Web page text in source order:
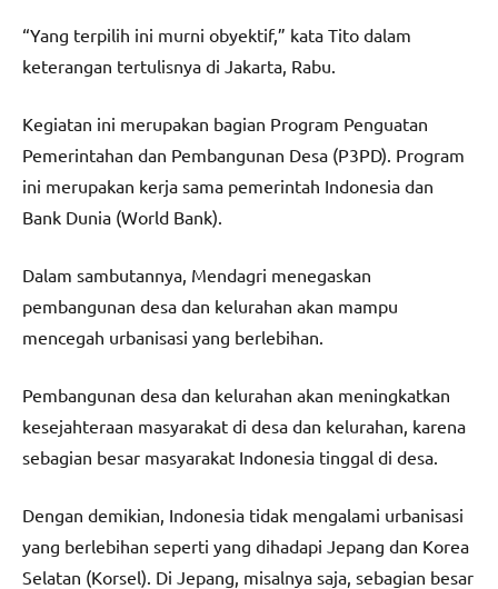
“Yang terpilih ini murni obyektif,” kata Tito dalam
keterangan tertulisnya di Jakarta, Rabu.
Kegiatan ini merupakan bagian Program Penguatan
Pemerintahan dan Pembangunan Desa (P3PD). Program
ini merupakan kerja sama pemerintah Indonesia dan
Bank Dunia (World Bank).
Dalam sambutannya, Mendagri menegaskan
pembangunan desa dan kelurahan akan mampu
mencegah urbanisasi yang berlebihan.
Pembangunan desa dan kelurahan akan meningkatkan
kesejahteraan masyarakat di desa dan kelurahan, karena
sebagian besar masyarakat Indonesia tinggal di desa.
Dengan demikian, Indonesia tidak mengalami urbanisasi
yang berlebihan seperti yang dihadapi Jepang dan Korea
Selatan (Korsel). Di Jepang, misalnya saja, sebagian besar